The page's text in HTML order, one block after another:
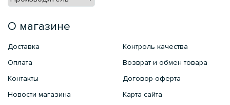
О магазине
Доставка
Оплата
Контакты
Новости магазина
Контроль качества
Возврат и обмен товара
Договор-оферта
Карта сайта